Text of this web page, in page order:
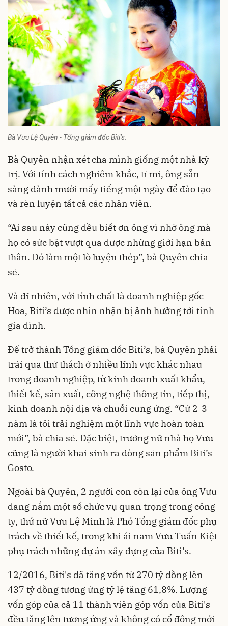
Bà Vưu Lệ Quyên - Tổng giám đốc Biti’s.
Bà Quyên nhận xét cha mình giống một nhà kỹ
trị. Với tính cách nghiêm khắc, tỉ mỉ, ông sẵn
sàng dành mười mấy tiếng một ngày để đào tạo
và rèn luyện tất cả các nhân viên.
“Ai sau này cũng đều biết ơn ông vì nhờ ông mà
họ có sức bật vượt qua được những giới hạn bản
thân. Đó làm một lò luyện thép”, bà Quyên chia
sẻ.
Và dĩ nhiên, với tính chất là doanh nghiệp gốc
Hoa, Biti’s được nhìn nhận bị ảnh hưởng tới tính
gia đình.
Để trở thành Tổng giám đốc Biti’s, bà Quyên phải
trải qua thử thách ở nhiều lĩnh vực khác nhau
trong doanh nghiệp, từ kinh doanh xuất khẩu,
thiết kế, sản xuất, công nghệ thông tin, tiếp thị,
kinh doanh nội địa và chuỗi cung ứng. “Cứ 2-3
năm là tôi trải nghiệm một lĩnh vực hoàn toàn
mới”, bà chia sẻ. Đặc biệt, trưởng nữ nhà họ Vưu
cũng là người khai sinh ra dòng sản phẩm Biti’s
Gosto.
Ngoài bà Quyên, 2 người con còn lại của ông Vưu
đang nắm một số chức vụ quan trọng trong công
ty, thứ nữ Vưu Lệ Minh là Phó Tổng giám đốc phụ
trách về thiết kế, trong khi ái nam Vưu Tuấn Kiệt
phụ trách những dự án xây dựng của Biti’s.
12/2016, Biti's đã tăng vốn từ 270 tỷ đồng lên
437 tỷ đồng tương ứng tỷ lệ tăng 61,8%. Lượng
vốn góp của cả 11 thành viên góp vốn của Biti's
đều tăng lên tương ứng và không có cổ đông mới